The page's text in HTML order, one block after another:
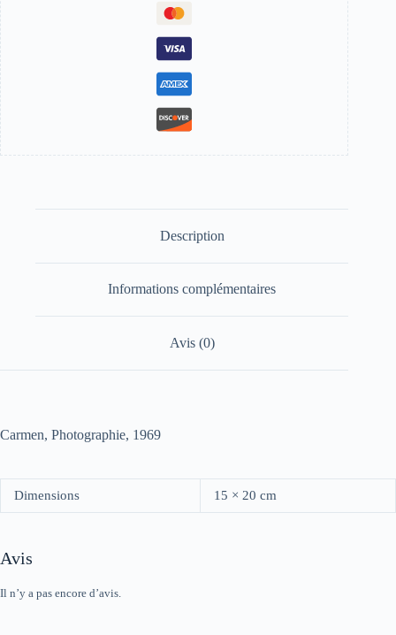
Description
Informations complémentaires
Avis (0)
Carmen, Photographie, 1969
Dimensions 15 × 20 cm
Avis
Il n’y a pas encore d’avis.